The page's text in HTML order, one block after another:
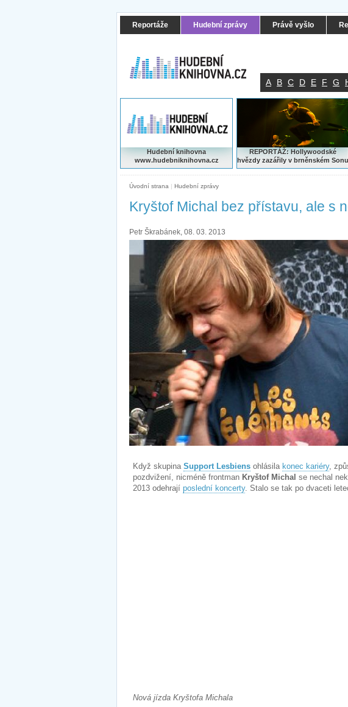
Reportáže Hudební zprávy Právě vyšlo
A B C D E F G
Hudební knihovna
www.hudebniknihovna.cz
REPORTÁŽ: Hollywoodské
hvězdy zazářily v brněnském Sonu
Úvodní strana | Hudební zprávy
Kryštof Michal bez přístavu, ale s
Petr Škrabánek, 08. 03. 2013
Když skupina Support Lesbiens ohlásila konec kariéry,
pozdvižení, nicméně frontman Kryštof Michal se nechal
2013 odehrají poslední koncerty. Stalo se tak po dvaceti
Nová jízda Kryštofa Michala